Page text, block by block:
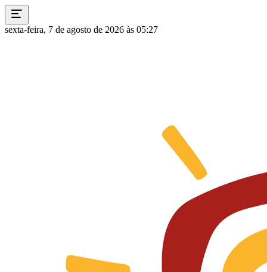
sexta-feira, 7 de agosto de 2026 às 05:27